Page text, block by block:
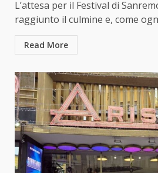
L’attesa per il Festival di
raggiunto il culmine e, come
Read More